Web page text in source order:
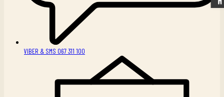
VIBER & SMS 067 311 100